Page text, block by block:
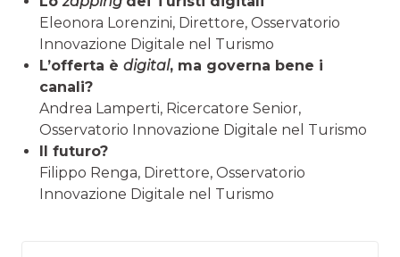
Eleonora Lorenzini, Direttore, Osservatorio
Innovazione Digitale nel Turismo
L’offerta è digital, ma governa bene i
canali?
Andrea Lamperti, Ricercatore Senior,
Osservatorio Innovazione Digitale nel Turismo
Il futuro?
Filippo Renga, Direttore, Osservatorio
Innovazione Digitale nel Turismo